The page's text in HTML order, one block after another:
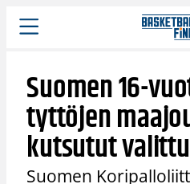
Siirry
sisältöön
Suomen 16-
tyttöjen
kutsutut valittu
Suomen